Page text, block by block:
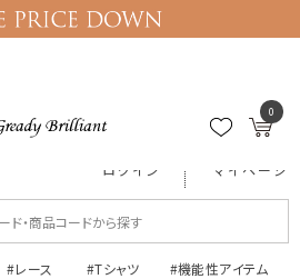
0
ログイン マイページ
#レース #Tシャツ #機能性アイテム